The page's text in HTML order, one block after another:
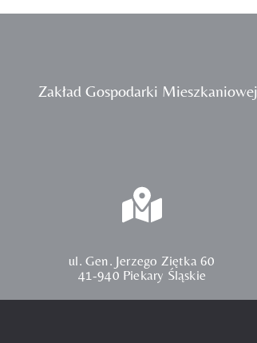
Zakład Gospodarki Mieszkaniowej
ul. Gen. Jerzego Ziętka 60
41-940 Piekary Śląskie